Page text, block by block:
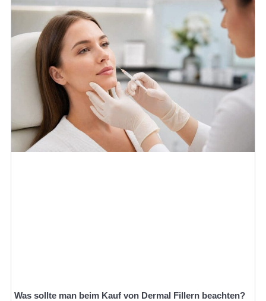
Was sollte man beim Kauf von Dermal Fillern beachten?